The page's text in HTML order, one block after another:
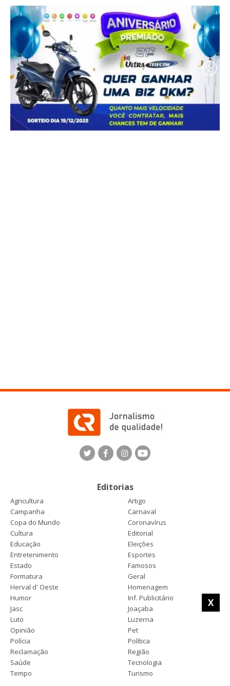
X
Editorias
Agricultura
Artigo
Campanha
Carnaval
Copa do Mundo
Coronavírus
Cultura
Editorial
Educação
Eleições
Entretenimento
Esportes
Estado
Famosos
Formatura
Geral
Herval d' Oeste
Homenagem
Humor
Inf. Publicitário
Jasc
Joaçaba
Luto
Luzerna
Opinião
Pet
Polícia
Política
Reclamação
Região
Saúde
Tecnologia
Tempo
Turismo